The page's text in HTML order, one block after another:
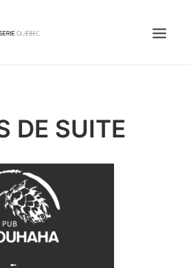
Emplois
UN EMPLOI
Entreprise
DE SUITE